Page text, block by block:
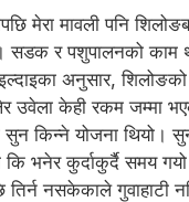
मेरा मावली पनि
सडक र पशुपालनको काम
अनुसार, शिलोङको
उवेला केही रकम जम्मा
सुन किन्ने योजना थियो।
कि भनेर कुर्दाकुर्दै समय
तिर्न नसकेकाले